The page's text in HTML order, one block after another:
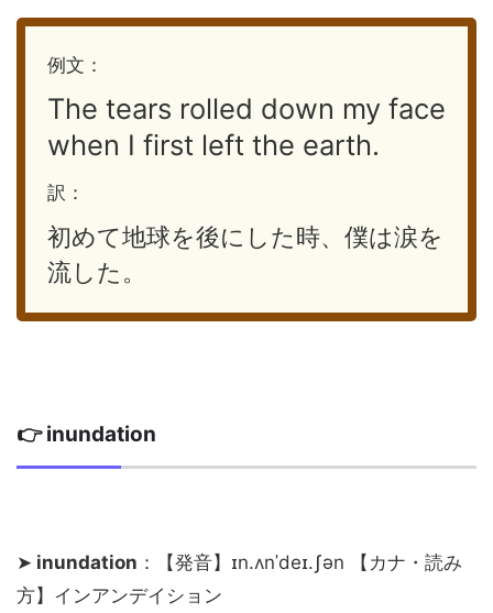
例文：
The tears rolled down my face
when I first left the earth.
訳：
初めて地球を後にした時、僕は涙を
流した。
👉 inundation
➤ inundation ：【発音】ɪn.ʌnˈdeɪ.ʃən 【カナ・読み
方】インアンデイション